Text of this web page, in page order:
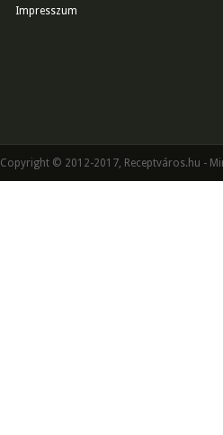
Impresszum
Copyright © 2012-2017, Receptváros.hu -